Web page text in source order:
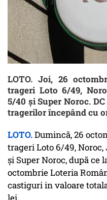
LOTO. Joi, 26
trageri Loto 6/49,
5/40 și Super Noroc.
tragerilor începând cu
LOTO.Dumincă, 26
trageri Loto 6/49, Noroc,
și Super Noroc, după ce
octombrie Loteria
castiguri in valoare